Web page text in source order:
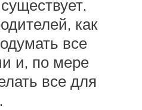
как
все
и, по мере
все для